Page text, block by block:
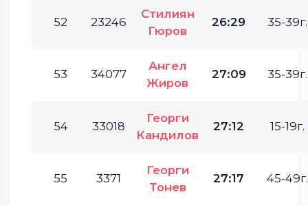
52 23246
Стилиян
Гюров
26:29 35-39г.
53 34077
Ангел
Жиров
27:09 35-39г.
54 33018
Георги
Кандилов
27:12 15-19г.
55 3371
Георги
Тонев
27:17 45-49г.